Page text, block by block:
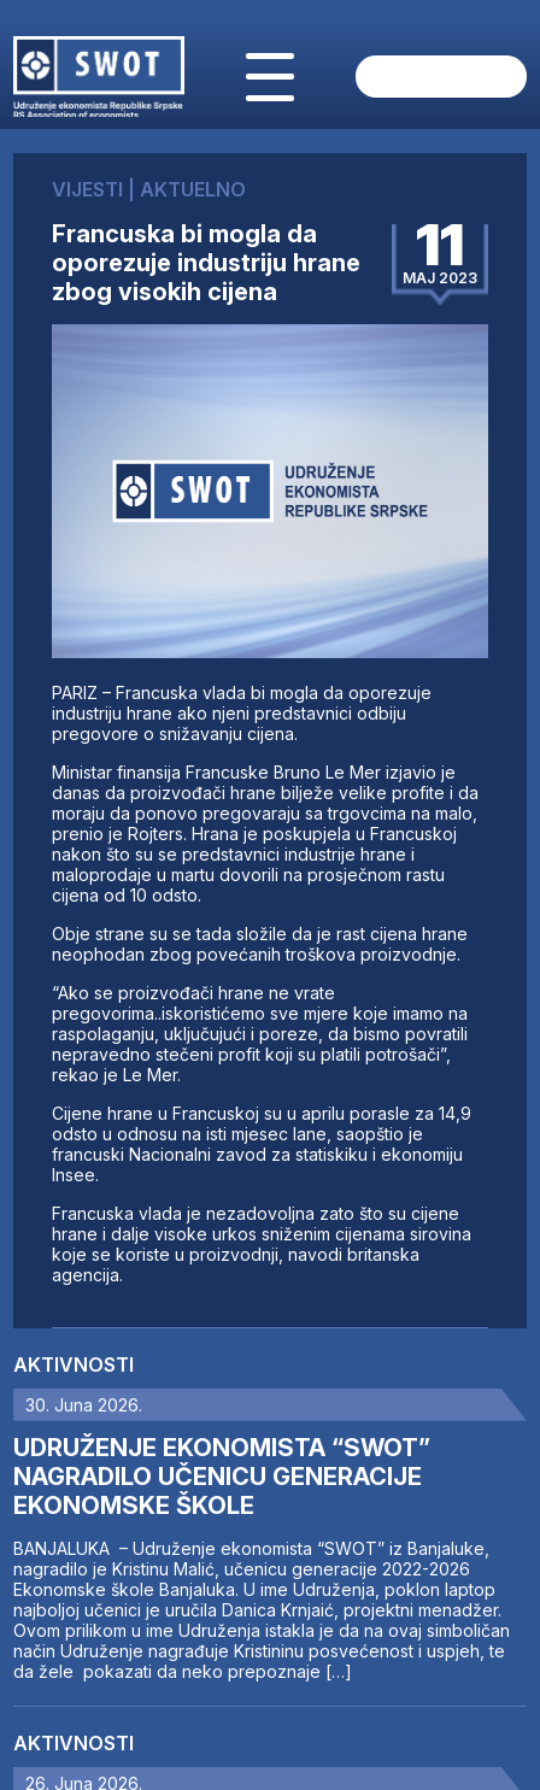
O NAMA
AKTUELNO
ANALIZE
KOMPANIJE
FINANSIJE
UČLANI SE
AKTIVNOSTI
30. Juna 2026.
UDRUŽENJE EKONOMISTA “SWOT”
NAGRADILO UČENICU GENERACIJE
EKONOMSKE ŠKOLE
BANJALUKA – Udruženje ekonomista “SWOT” iz Banjaluke,
nagradilo je Kristinu Malić, učenicu generacije 2022-2026
Ekonomske škole Banjaluka. U ime Udruženja, poklon laptop
najboljoj učenici je uručila Danica Krnjaić, projektni menadžer.
Ovom prilikom u ime Udruženja istakla je da na ovaj simboličan
način Udruženje nagrađuje Kristininu posvećenost i uspjeh, te
da žele pokazati da neko prepoznaje […]
AKTIVNOSTI
26. Juna 2026.
VIJESTI AKTUELNO
Francuska bi mogla da
oporezuje industriju hrane
zbog visokih cijena
11
MAJ 2023
PARIZ – Francuska vlada bi mogla da oporezuje
industriju hrane ako njeni predstavnici odbiju
pregovore o snižavanju cijena.
Ministar finansija Francuske Bruno Le Mer izjavio je
danas da proizvođači hrane bilježe velike profite i da
moraju da ponovo pregovaraju sa trgovcima na malo,
prenio je Rojters. Hrana je poskupjela u Francuskoj
nakon što su se predstavnici industrije hrane i
maloprodaje u martu dovorili na prosječnom rastu
cijena od 10 odsto.
Obje strane su se tada složile da je rast cijena hrane
neophodan zbog povećanih troškova proizvodnje.
“Ako se proizvođači hrane ne vrate
pregovorima..iskoristićemo sve mjere koje imamo na
raspolaganju, uključujući i poreze, da bismo povratili
nepravedno stečeni profit koji su platili potrošači”,
rekao je Le Mer.
Cijene hrane u Francuskoj su u aprilu porasle za 14,9
odsto u odnosu na isti mjesec lane, saopštio je
francuski Nacionalni zavod za statiskiku i ekonomiju
Insee.
Francuska vlada je nezadovoljna zato što su cijene
hrane i dalje visoke urkos sniženim cijenama sirovina
koje se koriste u proizvodnji, navodi britanska
agencija.